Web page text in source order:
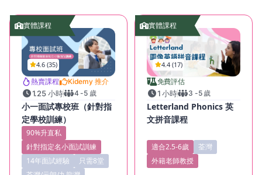
4.6 (35)
熱賣課程
Kidemy 推介
1.25 小時 4-5 歲
小一面試專校班（針對指
定學校訓練）
90%升直私
針對指定名小面試訓練
14年面試經驗
只需8堂
實體課程
4.4 (17)
免費評估
1 小時 3 -5歲
Letterland Phonics 英
文拼音課程
適合2.5-6歲
荃灣
外籍老師教授
實體課程